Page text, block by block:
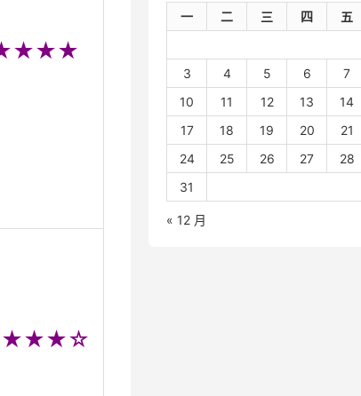
一
二 三 四 五
3
4 5 6 7
10
11 12 13 14
17
18 19 20 21
24
25 26 27 28
31
« 12 月